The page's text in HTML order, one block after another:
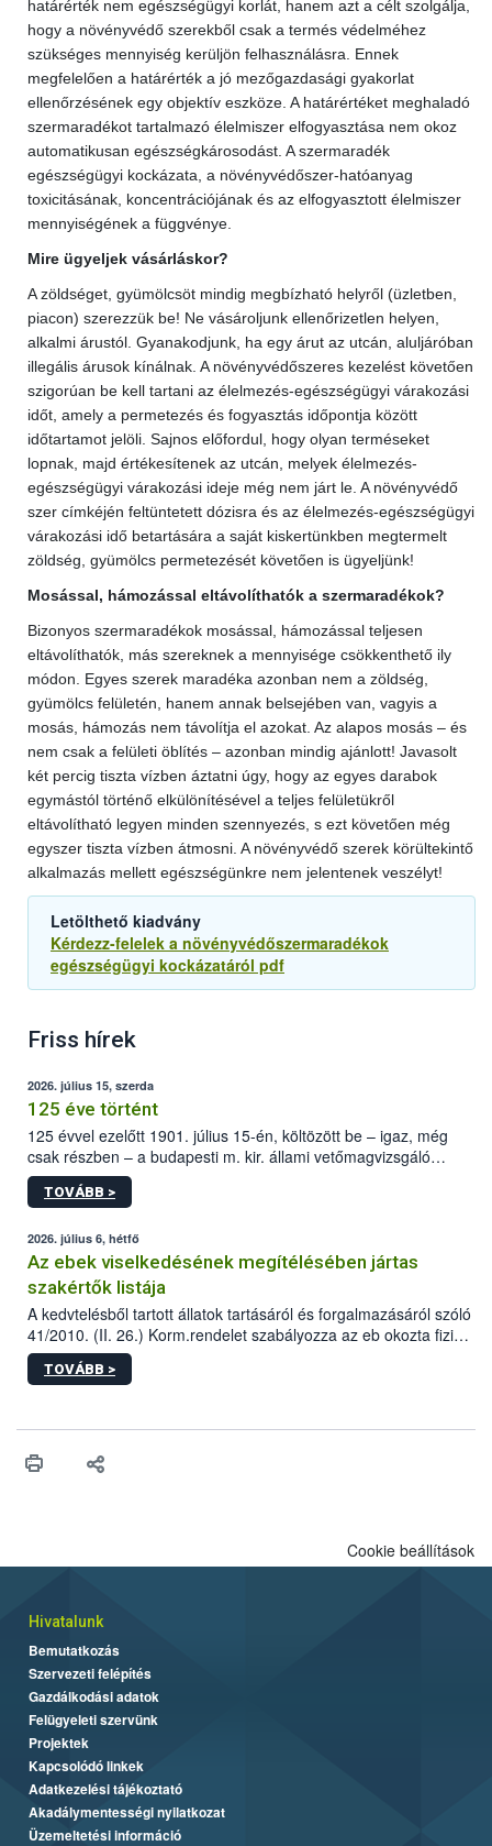
határérték nem egészségügyi korlát, hanem azt a célt szolgálja,
hogy a növényvédő szerekből csak a termés védelméhez
szükséges mennyiség kerüljön felhasználásra. Ennek
megfelelően a határérték a jó mezőgazdasági gyakorlat
ellenőrzésének egy objektív eszköze. A határértéket meghaladó
szermaradékot tartalmazó élelmiszer elfogyasztása nem okoz
automatikusan egészségkárosodást. A szermaradék
egészségügyi kockázata, a növényvédőszer-hatóanyag
toxicitásának, koncentrációjának és az elfogyasztott élelmiszer
mennyiségének a függvénye.
Mire ügyeljek vásárláskor?
A zöldséget, gyümölcsöt mindig megbízható helyről (üzletben,
piacon) szerezzük be! Ne vásároljunk ellenőrizetlen helyen,
alkalmi árustól. Gyanakodjunk, ha egy árut az utcán, aluljáróban
illegális árusok kínálnak. A növényvédőszeres kezelést követően
szigorúan be kell tartani az élelmezés-egészségügyi várakozási
időt, amely a permetezés és fogyasztás időpontja között
időtartamot jelöli. Sajnos előfordul, hogy olyan terméseket
lopnak, majd értékesítenek az utcán, melyek élelmezés-
egészségügyi várakozási ideje még nem járt le. A növényvédő
szer címkéjén feltüntetett dózisra és az élelmezés-egészségügyi
várakozási idő betartására a saját kiskertünkben megtermelt
zöldség, gyümölcs permetezését követően is ügyeljünk!
Mosással, hámozással eltávolíthatók a szermaradékok?
Bizonyos szermaradékok mosással, hámozással teljesen
eltávolíthatók, más szereknek a mennyisége csökkenthető ily
módon. Egyes szerek maradéka azonban nem a zöldség,
gyümölcs felületén, hanem annak belsejében van, vagyis a
mosás, hámozás nem távolítja el azokat. Az alapos mosás – és
nem csak a felületi öblítés – azonban mindig ajánlott! Javasolt
két percig tiszta vízben áztatni úgy, hogy az egyes darabok
egymástól történő elkülönítésével a teljes felületükről
eltávolítható legyen minden szennyezés, s ezt követően még
egyszer tiszta vízben átmosni. A növényvédő szerek körültekintő
alkalmazás mellett egészségünkre nem jelentenek veszélyt!
Letölthető kiadvány
Kérdezz-felelek a növényvédőszermaradékok
egészségügyi kockázatáról pdf
Friss hírek
2026. július 15, szerda
125 éve történt
125 évvel ezelőtt 1901. július 15-én, költözött be – igaz, még
csak részben – a budapesti m. kir. állami vetőmagvizsgáló
állomás a Kis Rókus utca 15. szám alatti, Czigler Győző által
tervezett új épületébe.
TOVÁBB >
2026. július 6, hétfő
Az ebek viselkedésének megítélésében jártas
szakértők listája
A kedvtelésből tartott állatok tartásáról és forgalmazásáról szóló
41/2010. (II. 26.) Korm.rendelet szabályozza az eb okozta fizikai
sérülés, illetve ennek veszélye keletkezésekor felmerülő
hatósági feladatokat, valamint a veszélyes eb tartását és annak
TOVÁBB >
Cookie beállítások
Hivatalunk
Bemutatkozás
Szervezeti felépítés
Gazdálkodási adatok
Felügyeleti szervünk
Projektek
Kapcsolódó linkek
Adatkezelési tájékoztató
Akadálymentességi nyilatkozat
Üzemeltetési információ